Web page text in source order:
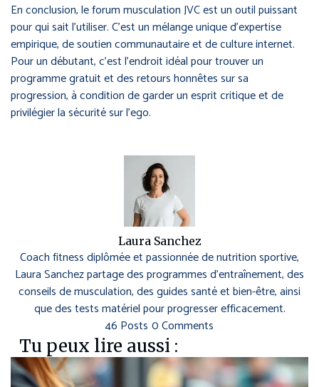
En conclusion, le forum musculation JVC est un outil puissant
pour qui sait l’utiliser. C’est un mélange unique d’expertise
empirique, de soutien communautaire et de culture internet.
Pour un débutant, c’est l’endroit idéal pour trouver un
programme gratuit et des retours honnêtes sur sa
progression, à condition de garder un esprit critique et de
privilégier la sécurité sur l’ego.
Laura Sanchez
Coach fitness diplômée et passionnée de nutrition sportive,
Laura Sanchez partage des programmes d’entraînement, des
conseils de musculation, des guides santé et bien-être, ainsi
que des tests matériel pour progresser efficacement.
46 Posts 0 Comments
Tu peux lire aussi :